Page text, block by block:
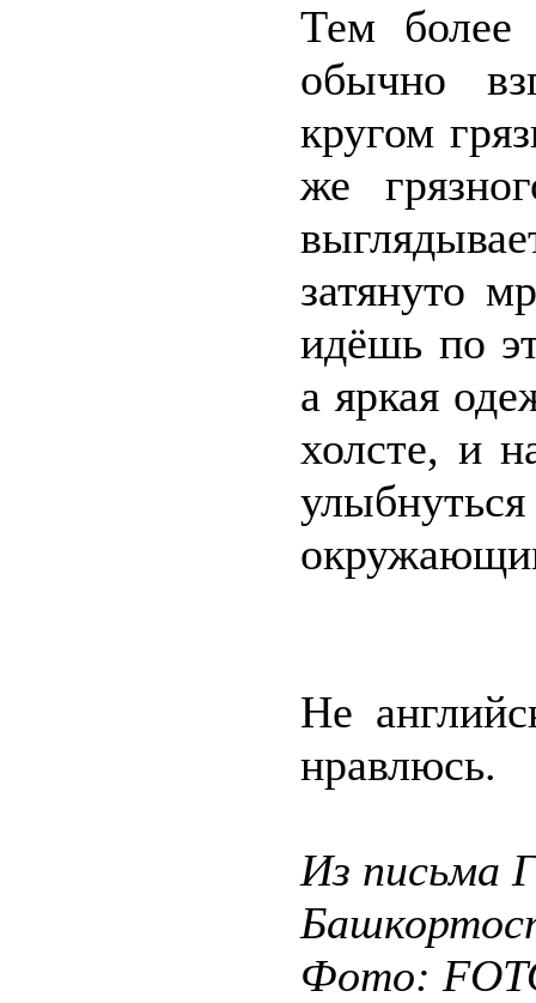
Тем
обычно
кругом
же
затянуто
идёшь по
а яркая
холсте, и
Не
нравлюсь.
Из письма
Фото: